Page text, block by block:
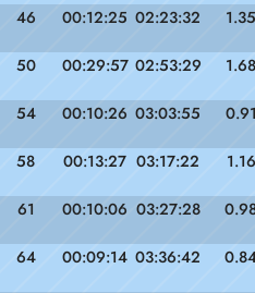
46 00:12:25 02:23:32 1.35
50 00:29:57 02:53:29 1.68
54 00:10:26 03:03:55
58 00:13:27 03:17:22 1.16
61 00:10:06 03:27:28
64 00:09:14 03:36:42